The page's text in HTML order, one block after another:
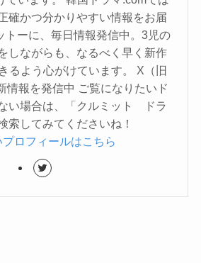
確かつ分かりやすい情報をお届
トーに、毎日情報発信中。3児の
しながらも、なるべく早く新作
るよう心がけています。 X（旧
情報を発信中 ご覧になりたいド
い場合は、「クルミット ドラ
索してみてくださいね！
ロフィールはこちら